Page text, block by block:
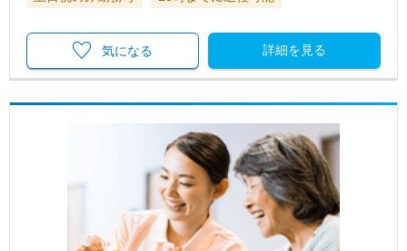
詳細を見る
気になる